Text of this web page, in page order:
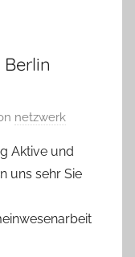
netzwerk
Aktive und
uns sehr Sie